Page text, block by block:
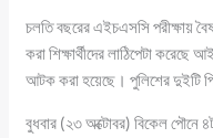
চলতি বছরের এইচএসসি পরীক্ষায়
করা শিক্ষার্থীদের লাঠিপেটা
আটক করা হয়েছে। পুলিশের দুইটি
বুধবার (২৩ অক্টোবর) বিকেল পৌনে